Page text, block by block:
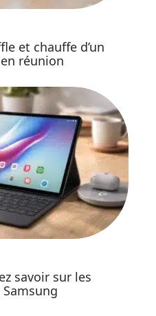
et chauffe d’un
réunion
savoir sur les